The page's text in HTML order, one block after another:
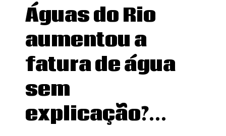
Águas do Rio
aumentou a
fatura de água
sem
explicação?…